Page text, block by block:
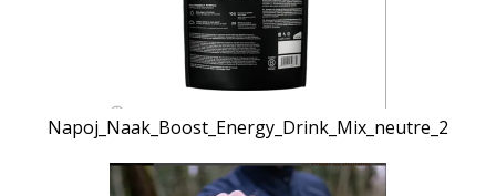
Napoj_Naak_Boost_Energy_Drink_Mix_neutre_2